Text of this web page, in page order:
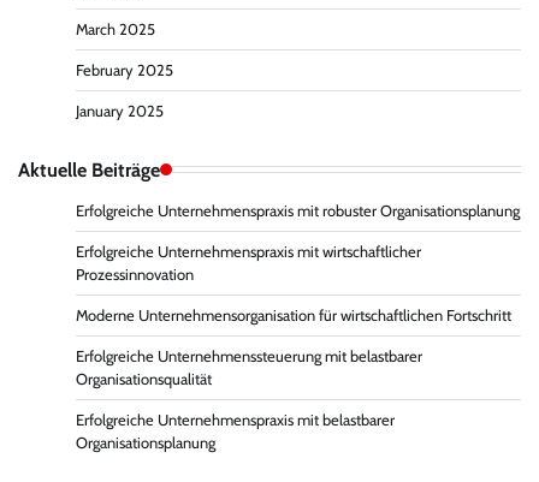
March 2025
February 2025
January 2025
Aktuelle Beiträge
Erfolgreiche Unternehmenspraxis mit robuster Organisationsplanung
Erfolgreiche Unternehmenspraxis mit wirtschaftlicher
Prozessinnovation
Moderne Unternehmensorganisation für wirtschaftlichen Fortschritt
Erfolgreiche Unternehmenssteuerung mit belastbarer
Organisationsqualität
Erfolgreiche Unternehmenspraxis mit belastbarer
Organisationsplanung